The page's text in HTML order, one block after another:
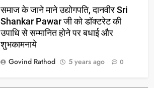
समाज के जाने माने उद्योगपति, दानवीर Sri
Shankar Pawar जी को डॉक्टरेट की
उपाधि से सम्मानित होने पर बधाई और
शुभकामनाये
Govind Rathod
5 years ago 0